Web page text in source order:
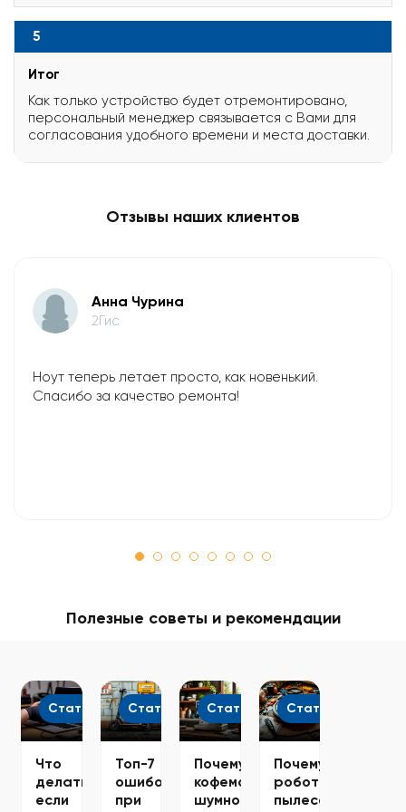
5
Итог
Как только устройство будет отремонтировано,
персональный менеджер связывается с Вами для
согласования удобного времени и места доставки.
Отзывы наших клиентов
Анна Чурина
2Гис
Ноут теперь летает просто, как новенький.
Спасибо за качество ремонта!
Полезные советы и рекомендации
Статьи
Что
делать,
если
Статьи
Топ-7
ошибок
при
Статьи
Почему
кофемашина
шумно
Статьи
Почему
робот-
пылесос